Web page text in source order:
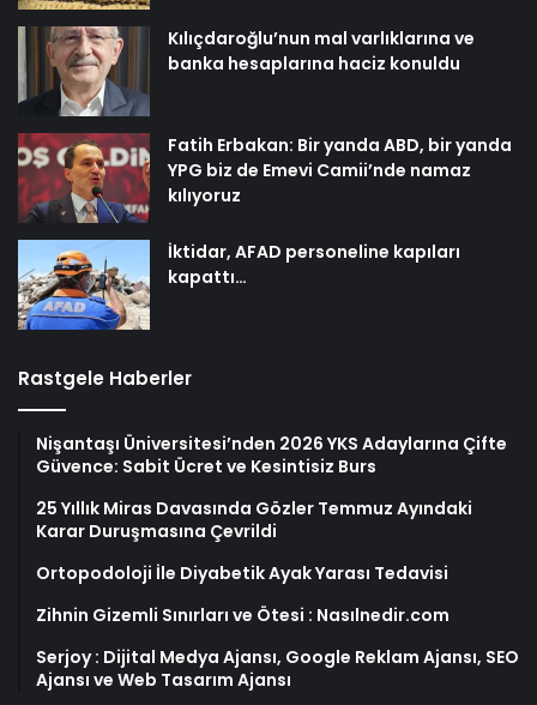
Kılıçdaroğlu’nun mal varlıklarına ve
banka hesaplarına haciz konuldu
Fatih Erbakan: Bir yanda ABD, bir yanda
YPG biz de Emevi Camii’nde namaz
kılıyoruz
İktidar, AFAD personeline kapıları
kapattı…
Rastgele Haberler
Nişantaşı Üniversitesi’nden 2026 YKS Adaylarına Çifte
Güvence: Sabit Ücret ve Kesintisiz Burs
25 Yıllık Miras Davasında Gözler Temmuz Ayındaki
Karar Duruşmasına Çevrildi
Ortopodoloji İle Diyabetik Ayak Yarası Tedavisi
Zihnin Gizemli Sınırları ve Ötesi : Nasılnedir.com
Serjoy : Dijital Medya Ajansı, Google Reklam Ajansı, SEO
Ajansı ve Web Tasarım Ajansı